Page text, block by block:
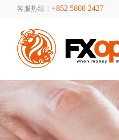
客服热线： +852 5808 2427